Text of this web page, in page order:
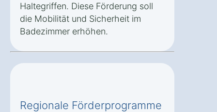
Haltegriffen. Diese Förderung soll
die Mobilität und Sicherheit im
Badezimmer erhöhen.
Regionale Förderprogramme